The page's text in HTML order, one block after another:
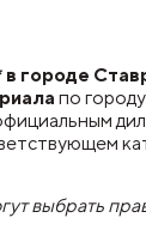
в городе
по
выбрать